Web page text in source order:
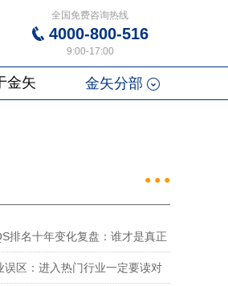
全国免费咨询热线
4000-800-516
9:00-17:00
金矢 金矢分部
● ● ●
排名十年变化复盘：谁才是真正
误区：进入热门行业一定要读对